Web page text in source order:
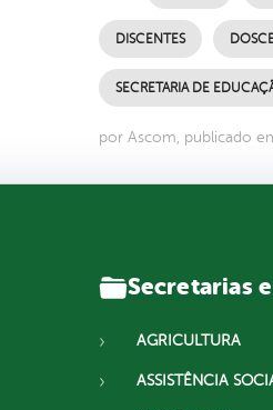
DISCENTES
SECRETARIA DE
por Ascom, publicado
Secretarias
AGRICULTURA
ASSISTÊNCIA